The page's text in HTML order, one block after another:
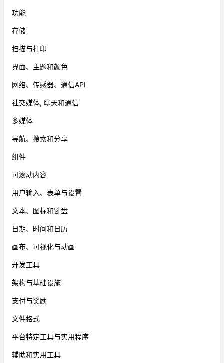
功能
存储
扫描与打印
界面、主题和颜色
网络、传感器、通信API
社交媒体, 聊天和通信
多媒体
导航、搜索和分享
组件
可滚动内容
用户输入、表单与设置
文本、图标和键盘
日期、时间和日历
画布、可视化与动画
开发工具
架构与基础设施
支付与奖励
文件格式
平台特定工具与实用程序
辅助和实用工具